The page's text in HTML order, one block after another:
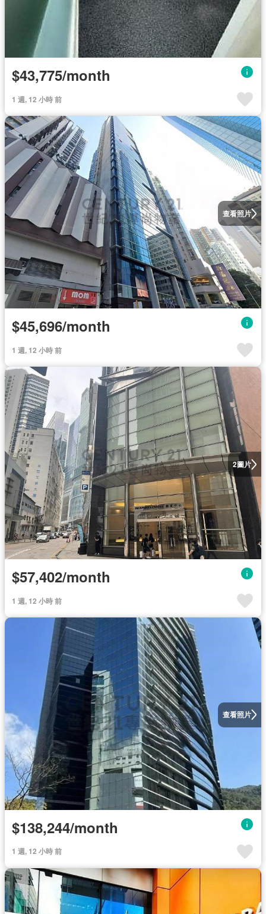
$43,775/month
1 週, 12 小時 前
查看照片
$45,696/month
1 週, 12 小時 前
2圖片
$57,402/month
1 週, 12 小時 前
查看照片
$138,244/month
1 週, 12 小時 前